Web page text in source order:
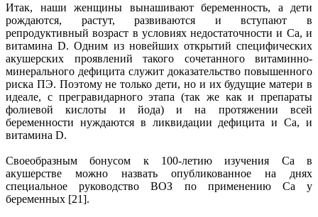
Итак, наши женщины вынашивают беременность, а дети
рождаются, растут, развиваются и вступают в
репродуктивный возраст в условиях недостаточности и Са, и
витамина D. Одним из новейших открытий специфических
акушерских проявлений такого сочетанного витаминно-
минерального дефицита служит доказательство повышенного
риска ПЭ. Поэтому не только дети, но и их будущие матери в
идеале, с прегравидарного этапа (так же как и препараты
фолиевой кислоты и йода) и на протяжении всей
беременности нуждаются в ликвидации дефицита и Са, и
витамина D.
Своеобразным бонусом к 100-летию изучения Са в
акушерстве можно назвать опубликованное на днях
специальное руководство ВОЗ по применению Са у
беременных [21].